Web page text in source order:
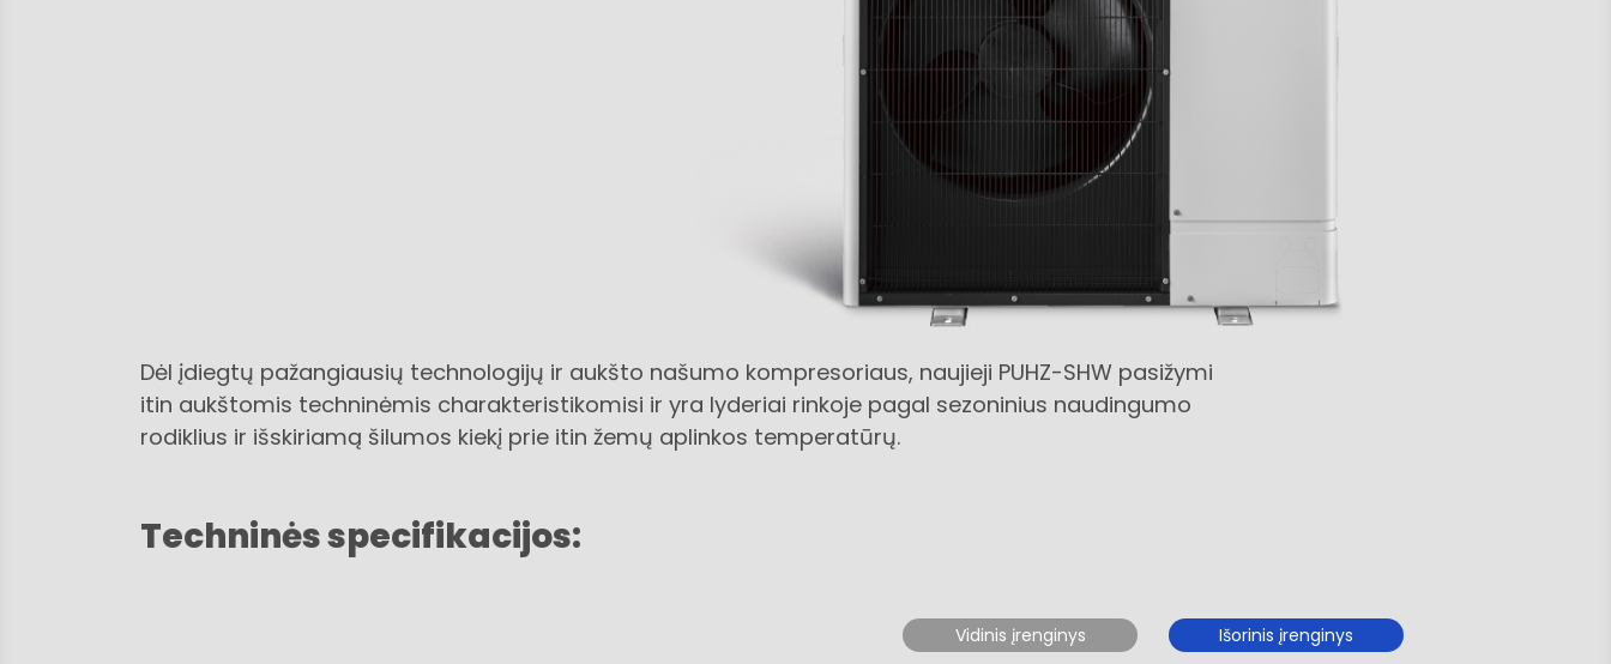
Dėl įdiegtų pažangiausių technologijų ir aukšto našumo kompresoriaus, naujieji PUHZ-SHW pasižymi
itin aukštomis techninėmis charakteristikomisi ir yra lyderiai rinkoje pagal sezoninius naudingumo
rodiklius ir išskiriamą šilumos kiekį prie itin žemų aplinkos temperatūrų.
Techninės specifikacijos:
Vidinis įrenginys Išorinis įrenginys